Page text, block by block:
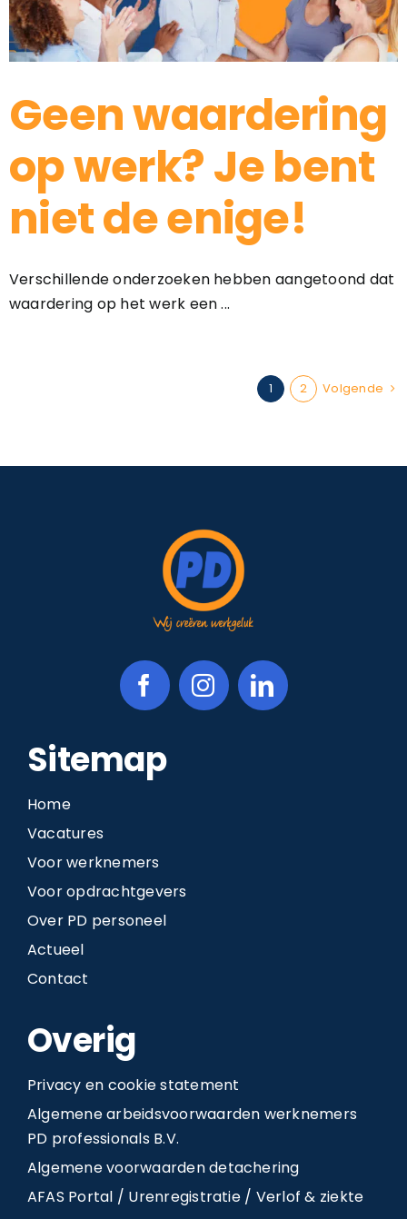
Geen waardering
op werk? Je bent
niet de enige!
Verschillende onderzoeken hebben aangetoond dat
waardering op het werk een ...
1 2 Volgende
Sitemap
Home
Vacatures
Voor werknemers
Voor opdrachtgevers
Over PD personeel
Actueel
Contact
Overig
Privacy en cookie statement
Algemene arbeidsvoorwaarden werknemers
PD professionals B.V.
Algemene voorwaarden detachering
AFAS Portal / Urenregistratie / Verlof & ziekte